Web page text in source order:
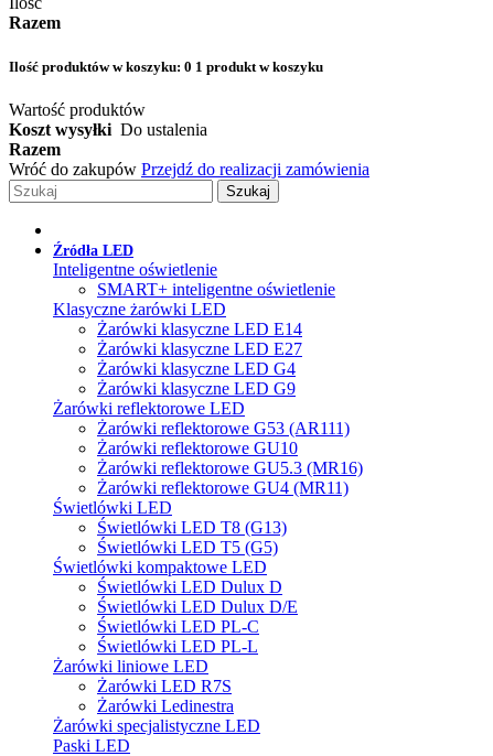
Razem
Ilość produktów w koszyku: 0 1 produkt w koszyku
Wartość produktów
Koszt wysyłki Do ustalenia
Razem
Wróć do zakupów Przejdź do realizacji zamówienia
Szukaj
Źródła LED
Inteligentne oświetlenie
SMART+ inteligentne oświetlenie
Klasyczne żarówki LED
Żarówki klasyczne LED E14
Żarówki klasyczne LED E27
Żarówki klasyczne LED G4
Żarówki klasyczne LED G9
Żarówki reflektorowe LED
Żarówki reflektorowe G53 (AR111)
Żarówki reflektorowe GU10
Żarówki reflektorowe GU5.3 (MR16)
Żarówki reflektorowe GU4 (MR11)
Świetlówki LED
Świetlówki LED T8 (G13)
Świetlówki LED T5 (G5)
Świetlówki kompaktowe LED
Świetlówki LED Dulux D
Świetlówki LED Dulux D/E
Świetlówki LED PL-C
Świetlówki LED PL-L
Żarówki liniowe LED
Żarówki LED R7S
Żarówki Ledinestra
Żarówki specjalistyczne LED
Paski LED